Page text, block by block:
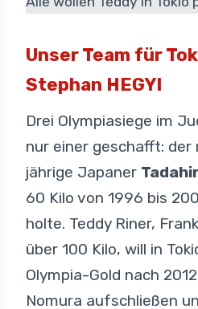
Unser Team für
Stephan HEGYI
Drei Olympiasiege im
nur einer geschafft:
jährige Japaner
60 Kilo von 1996 bis
holte. Teddy Riner,
über 100 Kilo, will in
Olympia-Gold nach
Nomura aufschließen